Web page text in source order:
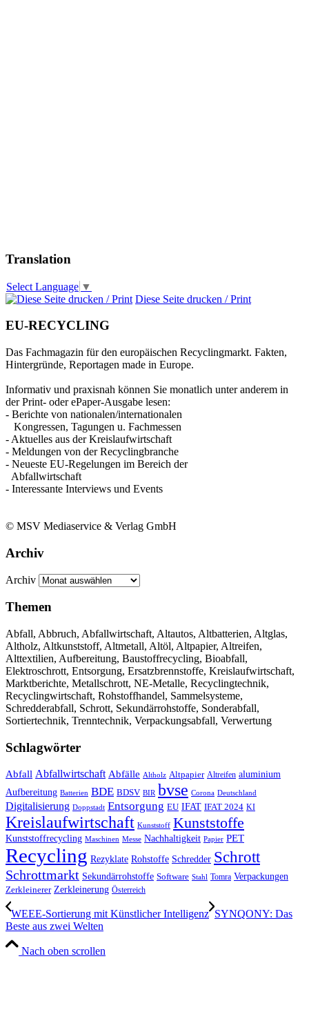
Translation
Select Language ▼
Diese Seite drucken / Print
EU-RECYCLING
Das Fachmagazin für den europäischen Recyclingmarkt. Fakten,
Hintergründe, Reportagen made in Europe.
Informativ und praxisnah können Sie monatlich unter anderem in
der Print- oder ePaper-Ausgabe lesen:
- Berichte von nationalen/internationalen
Kongressen, Tagungen u. Fachmessen
- Aktuelles aus der Kreislaufwirtschaft
- Meldungen von der Recyclingbranche
- Neueste EU-Regelungen im Bereich der
Abfallwirtschaft
- Interessante Interviews und Events
© MSV Mediaservice & Verlag GmbH
Archiv
Archiv
Themen
Abfall, Abbruch, Abfallwirtschaft, Altautos, Altbatterien, Altglas,
Altholz, Altkunststoff, Altmetall, Altöl, Altpapier, Altreifen,
Alttextilien, Aufbereitung, Baustoffrecycling, Bioabfall,
Elektroschrott, Entsorgung, Ersatzbrennstoffe, Kreislaufwirtschaft,
Marktberichte, Metallschrott, NE-Metalle, Recyclingtechnik,
Recyclingwirtschaft, Rohstoffhandel, Sammelsysteme,
Schredderabfall, Schrott, Sekundärrohstoffe, Sonderabfall,
Sortiertechnik, Trenntechnik, Verpackungsabfall, Verwertung
Schlagwörter
Abfall Abfallwirtschaft Abfälle Altholz Altpapier Altreifen aluminium
Aufbereitung Batterien BDE BDSV BIR bvse Corona Deutschland
Digitalisierung Doppstadt Entsorgung EU IFAT IFAT 2024 KI
Kreislaufwirtschaft Kunststoff Kunststoffe
Kunststoffrecycling Maschinen Messe Nachhaltigkeit Papier PET
Recycling Rezyklate Rohstoffe Schredder Schrott
Schrottmarkt Sekundärrohstoffe Software Stahl Tomra Verpackungen
Zerkleinerer Zerkleinerung Österreich
WEEE-Sortierung mit Künstlicher Intelligenz SYNQONY: Das
Beste aus zwei Welten
Nach oben scrollen